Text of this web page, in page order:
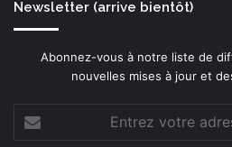
Newsletter (arrive bientôt)
Abonnez-vous à notre liste de
nouvelles mises à jour et
votre